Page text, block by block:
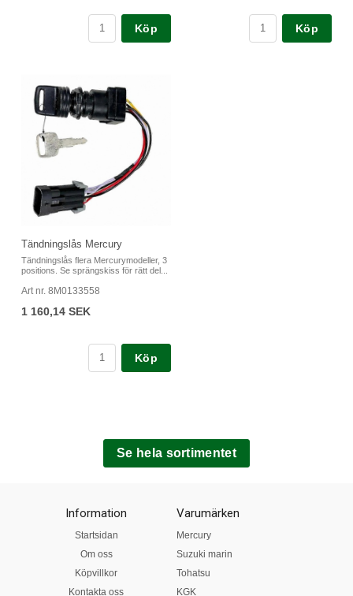
Köp Köp
Tändningslås Mercury
Tändningslås flera Mercurymodeller, 3
positions. Se sprängskiss för rätt del...
Art nr. 8M0133558
1 160,14 SEK
Köp
Se hela sortimentet
Information
Startsidan
Om oss
Köpvillkor
Kontakta oss
Varumärken
Mercury
Suzuki marin
Tohatsu
KGK